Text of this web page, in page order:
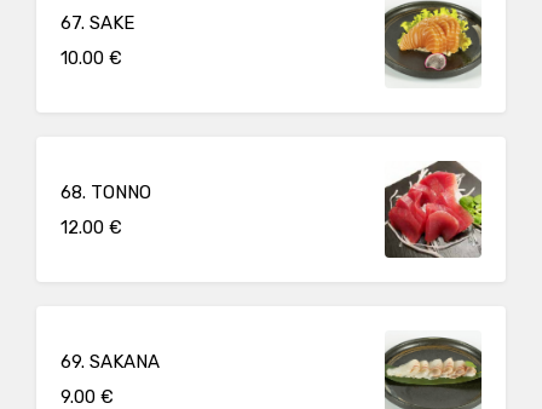
67. SAKE
10.00 €
68. TONNO
12.00 €
69. SAKANA
9.00 €